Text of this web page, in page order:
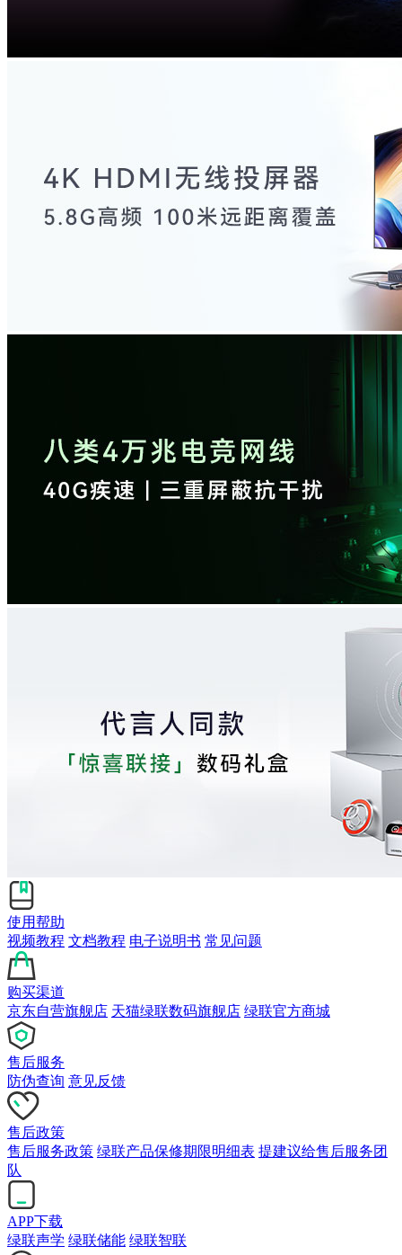
使用帮助
视频教程 文档教程 电子说明书 常见问题
购买渠道
京东自营旗舰店 天猫绿联数码旗舰店 绿联官方商城
售后服务
防伪查询 意见反馈
售后政策
售后服务政策 绿联产品保修期限明细表 提建议给售后服务团
队
APP下载
绿联声学 绿联储能 绿联智联